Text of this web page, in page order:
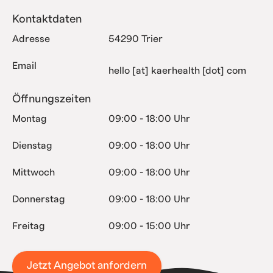
Kontaktdaten
Adresse 54290 Trier
Email hello [at] kaerhealth [dot] com
Öffnungszeiten
Montag 09:00 - 18:00 Uhr
Dienstag 09:00 - 18:00 Uhr
Mittwoch 09:00 - 18:00 Uhr
Donnerstag 09:00 - 18:00 Uhr
Freitag 09:00 - 15:00 Uhr
Jetzt Angebot anfordern